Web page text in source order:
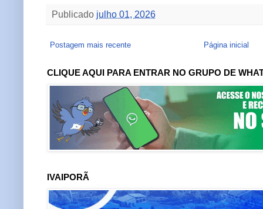
Publicado julho 01, 2026
Postagem mais recente Página inicial
CLIQUE AQUI PARA ENTRAR NO GRUPO DE
IVAIPORÃ